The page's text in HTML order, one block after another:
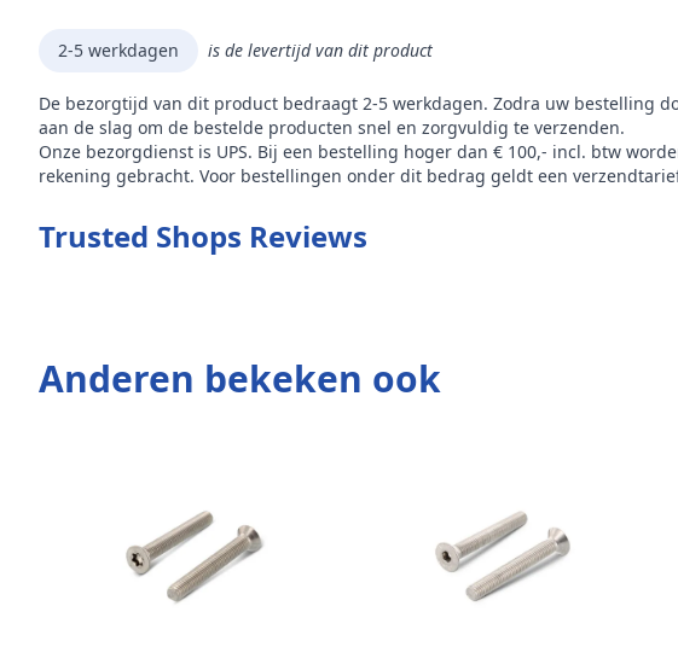
2-5 werkdagen is de levertijd van dit product
De bezorgtijd van dit product bedraagt 2-5 werkdagen. Zodra uw bestelling
aan de slag om de bestelde producten snel en zorgvuldig te verzenden.
Onze bezorgdienst is UPS. Bij een bestelling hoger dan € 100,- incl. btw
rekening gebracht. Voor bestellingen onder dit bedrag geldt een
Trusted Shops Reviews
Anderen bekeken ook